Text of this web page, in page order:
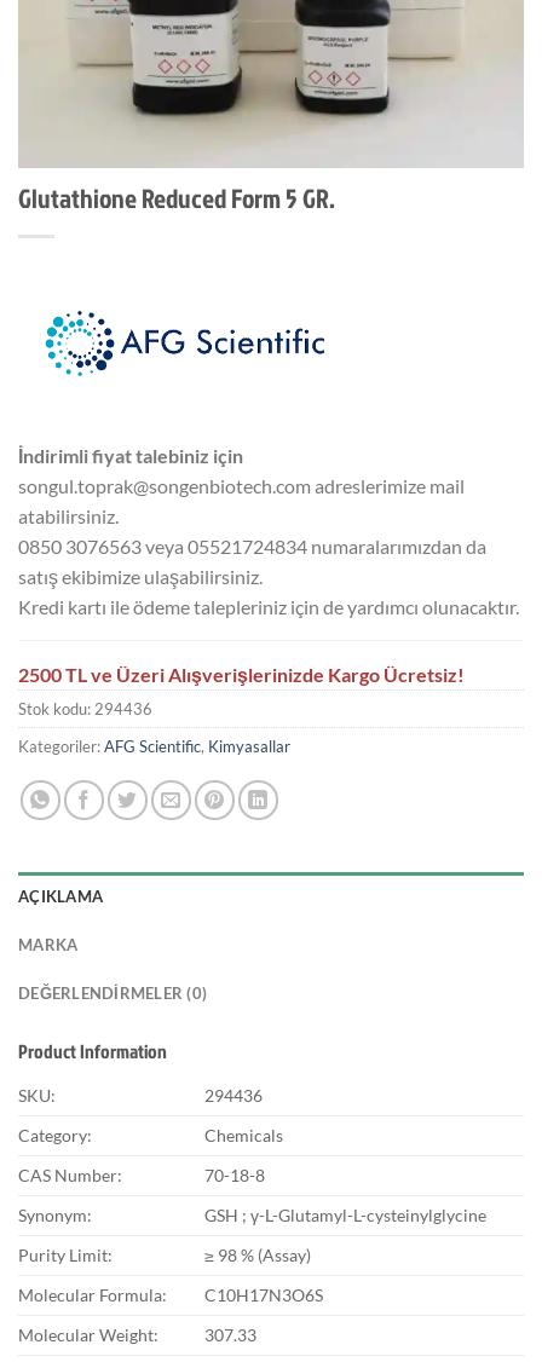
Glutathione Reduced Form 5 GR.
İndirimli fiyat talebiniz için
songul.toprak@songenbiotech.com adreslerimize mail
atabilirsiniz.
0850 3076563 veya 05521724834 numaralarımızdan da
satış ekibimize ulaşabilirsiniz.
Kredi kartı ile ödeme talepleriniz için de yardımcı olunacaktır.
2500 TL ve Üzeri Alışverişlerinizde Kargo Ücretsiz!
Stok kodu: 294436
Kategoriler:AFG Scientific, Kimyasallar
AÇIKLAMA
MARKA
DEĞERLENDIRMELER (0)
Product Information
SKU:
294436
Category:
Chemicals
CAS Number:
70-18-8
Synonym:
GSH ; γ-L-Glutamyl-L-cysteinylglycine
Purity Limit:
≥ 98 % (Assay)
Molecular Formula:
C10H17N3O6S
Molecular Weight:
307.33